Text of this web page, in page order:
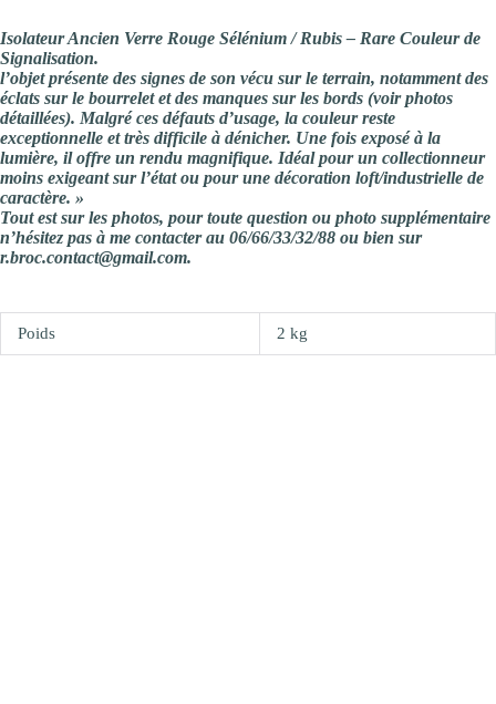
Isolateur Ancien Verre Rouge Sélénium / Rubis – Rare Couleur de
Signalisation.
l’objet présente des signes de son vécu sur le terrain, notamment des
éclats sur le bourrelet et des manques sur les bords (voir photos
détaillées). Malgré ces défauts d’usage, la couleur reste
exceptionnelle et très difficile à dénicher. Une fois exposé à la
lumière, il offre un rendu magnifique. Idéal pour un collectionneur
moins exigeant sur l’état ou pour une décoration loft/industrielle de
caractère. »
Tout est sur les photos, pour toute question ou photo supplémentaire
n’hésitez pas à me contacter au 06/66/33/32/88 ou bien sur
r.broc.contact@gmail.com.
Poids 2 kg